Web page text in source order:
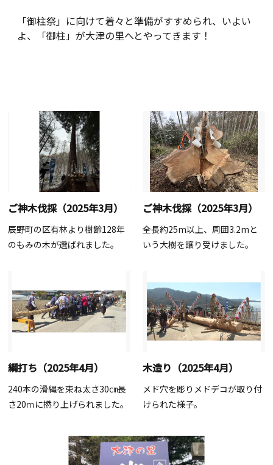
「御柱祭」に向けて着々と準備がすすめられ、 いよい
よ、「御柱」が大津の里へとやってきます！
ご神木伐採（2025年3月）
辰野町の区有林より樹齢128年
のもみの木が選ばれました。
ご神木伐採（2025年3月）
全長約25m以上、周囲3.2mと
いう大樹を譲り受けました。
綱打ち（2025年4月）
240本の滑縄を束ね太さ30㎝長
さ20ｍに撚り上げられました。
木造り（2025年4月）
メド穴を彫りメドデコが取り付
けられた様子。